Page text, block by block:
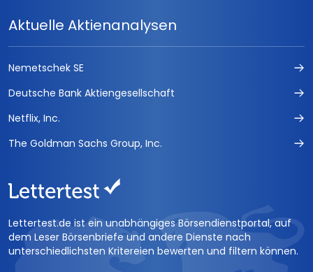
Aktuelle Aktienanalysen
Nemetschek SE
Deutsche Bank Aktiengesellschaft
Netflix, Inc.
The Goldman Sachs Group, Inc.
Lettertest.de ist ein unabhängiges Börsendienstportal, auf
dem Leser Börsenbriefe und andere Dienste nach
unterschiedlichsten Kritereien bewerten und filtern können.